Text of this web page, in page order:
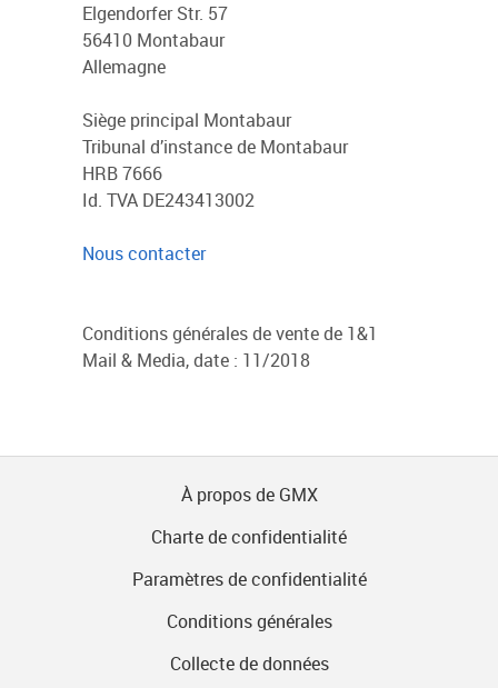
Elgendorfer Str. 57
56410 Montabaur
Allemagne
Siège principal Montabaur
Tribunal d’instance de Montabaur
HRB 7666
Id. TVA DE243413002
Nous contacter
Conditions générales de vente de 1&1
Mail & Media, date : 11/2018
À propos de GMX
Charte de confidentialité
Paramètres de confidentialité
Conditions générales
Collecte de données